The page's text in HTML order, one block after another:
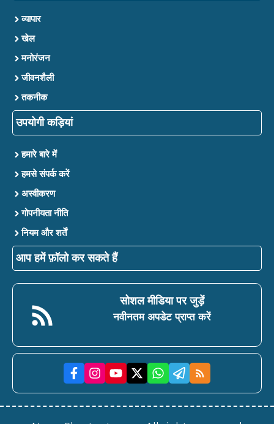
व्यापार
खेल
मनोरंजन
जीवनशैली
तकनीक
उपयोगी कड़ियां
हमारे बारे में
हमसे संपर्क करें
अस्वीकरण
गोपनीयता नीति
नियम और शर्तें
आप हमें फ़ॉलो कर सकते हैं
सोशल मीडिया पर जुड़ें
नवीनतम अपडेट प्राप्त करें